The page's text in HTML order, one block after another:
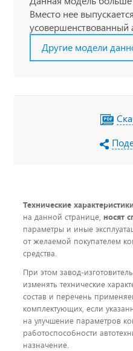
Вместо нее
усовершенствованный
Другие модели
Технические
на данной странице, носят
параметры и иные
от желаемой покупателем
средства.
При этом завод-
изменять технические
состав и перечень
комплектующих, если
на улучшение параметров
работоспособности
назначение.